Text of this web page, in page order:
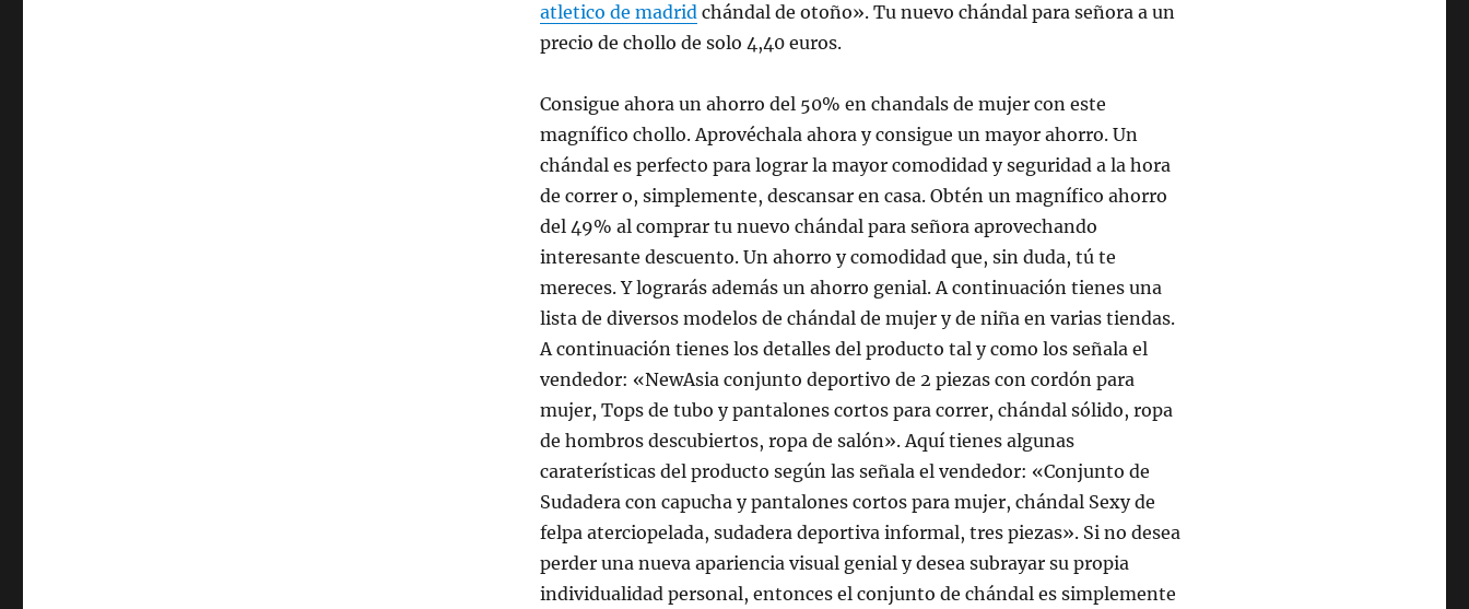
atletico de madrid chándal de otoño». Tu nuevo chándal para señora a un
precio de chollo de solo 4,40 euros.
Consigue ahora un ahorro del 50% en chandals de mujer con este
magnífico chollo. Aprovéchala ahora y consigue un mayor ahorro. Un
chándal es perfecto para lograr la mayor comodidad y seguridad a la hora
de correr o, simplemente, descansar en casa. Obtén un magnífico ahorro
del 49% al comprar tu nuevo chándal para señora aprovechando
interesante descuento. Un ahorro y comodidad que, sin duda, tú te
mereces. Y lograrás además un ahorro genial. A continuación tienes una
lista de diversos modelos de chándal de mujer y de niña en varias tiendas.
A continuación tienes los detalles del producto tal y como los señala el
vendedor: «NewAsia conjunto deportivo de 2 piezas con cordón para
mujer, Tops de tubo y pantalones cortos para correr, chándal sólido, ropa
de hombros descubiertos, ropa de salón». Aquí tienes algunas
caraterísticas del producto según las señala el vendedor: «Conjunto de
Sudadera con capucha y pantalones cortos para mujer, chándal Sexy de
felpa aterciopelada, sudadera deportiva informal, tres piezas». Si no desea
perder una nueva apariencia visual genial y desea subrayar su propia
individualidad personal, entonces el conjunto de chándal es simplemente